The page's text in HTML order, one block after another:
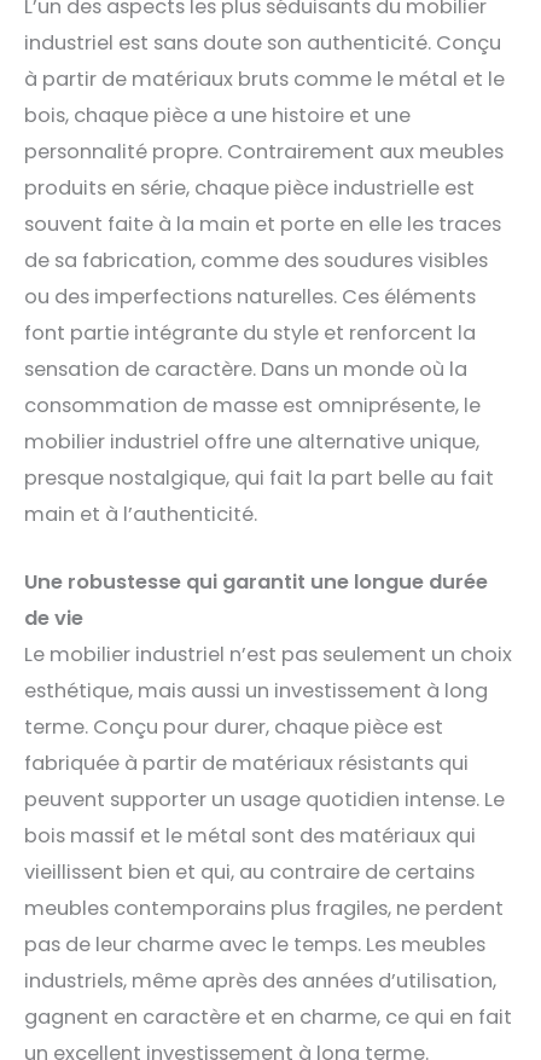
L’un des aspects les plus séduisants du mobilier
industriel est sans doute son authenticité. Conçu
à partir de matériaux bruts comme le métal et le
bois, chaque pièce a une histoire et une
personnalité propre. Contrairement aux meubles
produits en série, chaque pièce industrielle est
souvent faite à la main et porte en elle les traces
de sa fabrication, comme des soudures visibles
ou des imperfections naturelles. Ces éléments
font partie intégrante du style et renforcent la
sensation de caractère. Dans un monde où la
consommation de masse est omniprésente, le
mobilier industriel offre une alternative unique,
presque nostalgique, qui fait la part belle au fait
main et à l’authenticité.
Une robustesse qui garantit une longue durée
de vie
Le mobilier industriel n’est pas seulement un choix
esthétique, mais aussi un investissement à long
terme. Conçu pour durer, chaque pièce est
fabriquée à partir de matériaux résistants qui
peuvent supporter un usage quotidien intense. Le
bois massif et le métal sont des matériaux qui
vieillissent bien et qui, au contraire de certains
meubles contemporains plus fragiles, ne perdent
pas de leur charme avec le temps. Les meubles
industriels, même après des années d’utilisation,
gagnent en caractère et en charme, ce qui en fait
un excellent investissement à long terme.